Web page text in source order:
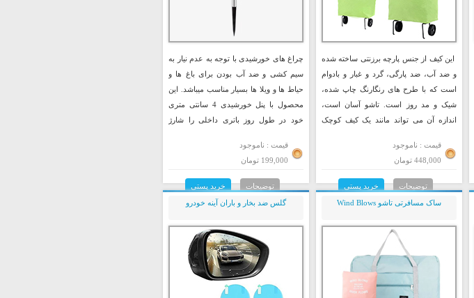
این کیف از جنس پارچه برزنتی ساخته شده
و ضد آب، ضد پارگی، گرد و غبار و بادوام
است که با طرح های رنگارنگ چاپ شده،
شیک و مد روز است. تاشو آسان است،
اندازه آن می تواند مانند یک کیف کوچک
قیمت : ناموجود
448,000 تومان
توضیحات خرید پستی
چراغ های خورشیدی با توجه به عدم نیار به
سیم کشی و ضد آب بودن برای باغ ها و
حیاط ها و ویلا ها بسیار مناسب میباشد. این
محصول با پنل خورشیدی 4 سانتی متری
خود در طول روز باتری داخلی را شارژ
اتوماتیک لامپ ال ای دی خود را روشن
میکند تا به محیط شما نور و زیبایی ببخشد.
قیمت : ناموجود
199,000 تومان
توضیحات
خرید پستی
ساک مسافرتی تاشو Wind Blows گلس ضد بخار و باران آینه خودرو